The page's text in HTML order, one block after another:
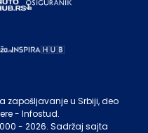
zapošljavanje u Srbiji, deo
- Infostud.
- 2026. Sadržaj sajta